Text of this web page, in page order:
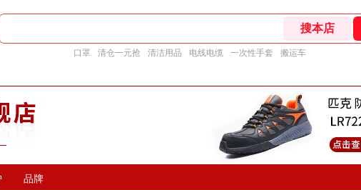
口罩 清仓一元抢 清洁用品 电线电缆 一次性手套 搬运车
品牌